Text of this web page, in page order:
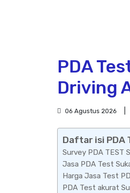
PDA
Driving
06 Agustus 2026
Daftar isi PDA
Survey PDA TEST
Jasa PDA Test
Harga Jasa Test
PDA Test akurat